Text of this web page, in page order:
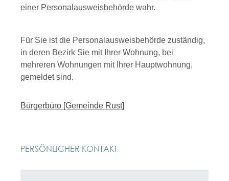
einer Personalausweisbehörde wahr.
Für Sie ist die Personalausweisbehörde zuständig,
in deren Bezirk Sie mit Ihrer Wohnung, bei
mehreren Wohnungen mit Ihrer Hauptwohnung,
gemeldet sind.
Bürgerbüro [Gemeinde Rust]
PERSÖNLICHER KONTAKT